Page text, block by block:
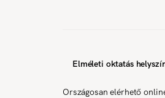
Elméleti oktatás
Országosan elérhető